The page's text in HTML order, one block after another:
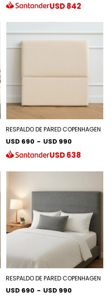
USD842
RESPALDO DE PARED COPENHAGEN
USD 690 - USD 990
USD638
RESPALDO DE PARED COPENHAGEN
USD 690 - USD 990